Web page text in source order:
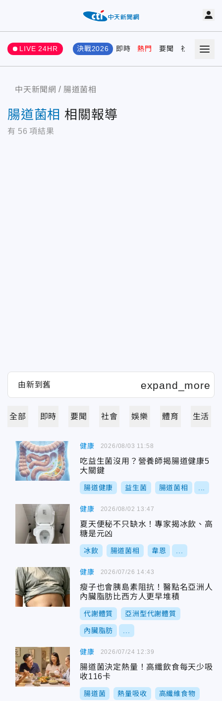
LIVE 24HR 決戰2026 即時 熱門 要聞 社會 娛樂
中天新聞網 腸道菌相
腸道菌相 相關報導
有 56 項結果
全部 即時 要聞 社會 娛樂 體育 生活
健康
吃益生菌沒用？營養師揭腸道健康5
大關鍵
腸道健康 益生菌 腸道菌相
2026/08/03 11:58
健康
夏天便秘不只缺水！專家揭冰飲、高
糖是元凶
冰飲 腸道菌相 韋恩
2026/08/02 13:47
健康
瘦子也會胰島素阻抗！醫點名亞洲人
內臟脂肪比西方人更早堆積
代謝體質 亞洲型代謝體質
內臟脂肪
2026/07/26 14:43
健康
腸道菌決定熱量！高纖飲食每天少吸
收116卡
腸道菌 熱量吸收 高纖維食物
2026/07/24 12:39